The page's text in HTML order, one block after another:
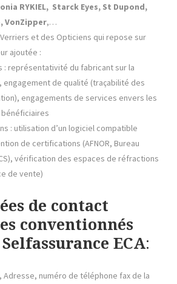
RYKIEL, Starck Eyes, St Dupond,
VonZipper,…
et des Opticiens qui repose sur
ajoutée :
: représentativité du fabricant sur la
engagement de qualité (traçabilité des
engagements de services envers les
: utilisation d’un logiciel compatible
de certifications (AFNOR, Bureau
vérification des espaces de réfractions
de vente)
de contact
conventionnés
ECA:
Adresse, numéro de téléphone fax de la